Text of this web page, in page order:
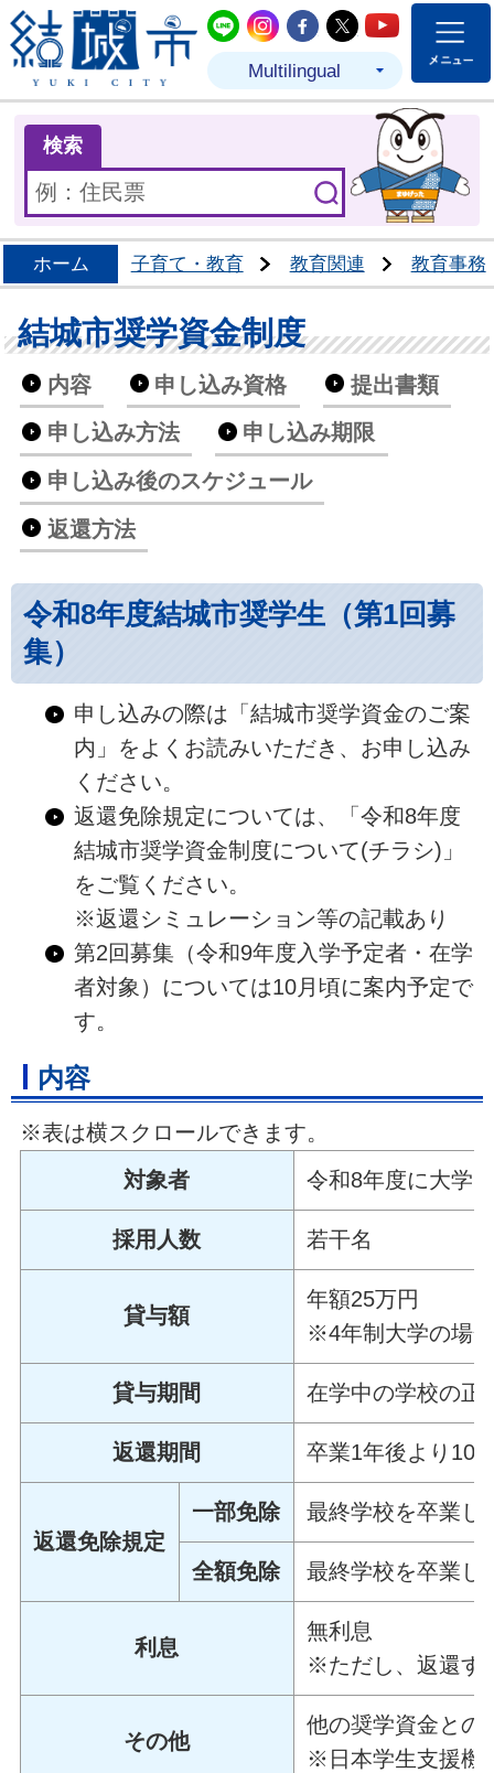
結城市公式LINE
結城市公式Instagram
結城市公式
結城市公式
結城市
Multilingual
検索
ホーム 子育て・教育 教育関連 教育事務
結城市奨学資金制度
内容 申し込み資格
提出書類
申し込み方法
申し込み期限
申し込み後のスケジュール
返還方法
令和8年度結城市奨学生（第1回募
集）
申し込みの際は「結城市奨学資金のご案
内」をよくお読みいただき、お申し込み
ください。
返還免除規定については、「令和8年度
結城市奨学資金制度について(チラシ)」
をご覧ください。
※返還シミュレーション等の記載あり
第2回募集（令和9年度入学予定者・在学
者対象）については10月頃に案内予定で
す。
内容
※表は横スクロールできます。
対象者
令和8年度に大学
採用人数 若干名
貸与額
年額25万円
※4年制大学の場
貸与期間 在学中の学校の正
返還期間 卒業1年後より10
返還免除規定
一部免除 最終学校を卒業し
全額免除 最終学校を卒業し
利息
無利息
※ただし、返還す
その他
他の奨学資金との
※日本学生支援機